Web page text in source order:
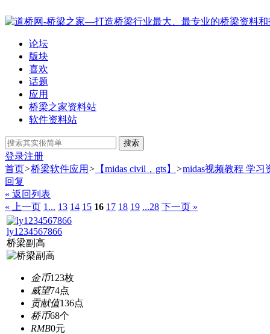
论坛
版块
喜欢
话题
应用
桥梁之家资料站
软件资料站
搜索
登录注册
首页>桥梁软件应用 > 【midas civil，gts】 >midas视频教程 学
回复
« 返回列表
« 上一页 1... 13 14 15 16 17 18 19 ...28 下一页 »
ly1234567866
桥梁副高
金币123枚
威望74点
贡献值136点
桥币68个
RMB0元